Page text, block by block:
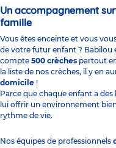
Un accompagnement
famille
Vous êtes enceinte et vous
de votre futur enfant ? Babilou
compte 500 crèches partout
la liste de nos crèches, il y en
domicile !
Parce que chaque enfant a
lui offrir un environnement
rythme de vie.
Nos équipes de professionnels